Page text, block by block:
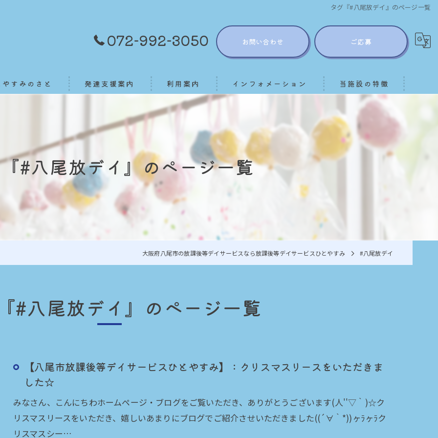
タグ『#八尾放デイ』のページ一覧
072-992-3050 お問い合わせ ご応募
すみのさと 発達支援案内 利用案内
ご利用者様へ
インフォメーション
スタッフ
採用情報
当施設の特徴
野外活動
発達支援
個別
#八尾放デイ』のページ一覧
大阪府八尾市の放課後等デイサービスなら放課後等デイサービスひとやすみ #八尾放デイ
#八尾放デイ』のページ一覧
【八尾市放課後等デイサービスひとやすみ】：クリスマスリースをいただきま
した☆
みなさん、こんにちわホームページ・ブログをご覧いただき、ありがとうございます(人''▽｀)☆ク
リスマスリースをいただき、嬉しいあまりにブログでご紹介させいただきました((´∀｀*))ヶﾗヶﾗク
リスマスシー…